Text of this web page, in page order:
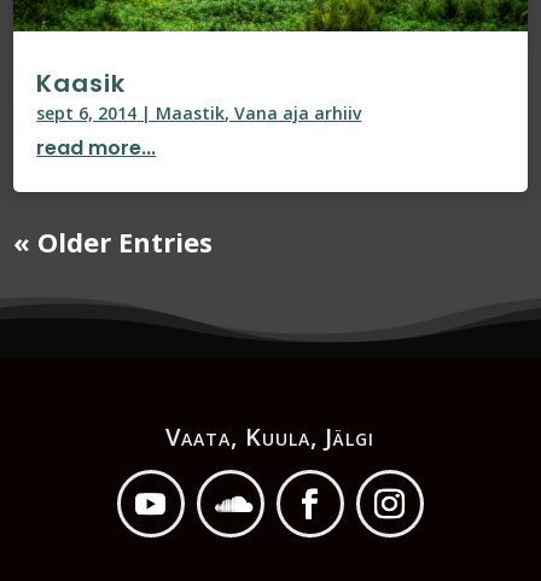
Kaasik
sept 6, 2014 | Maastik,Vana aja arhiiv
read more...
« Older Entries
Vaata, Kuula, Jälgi